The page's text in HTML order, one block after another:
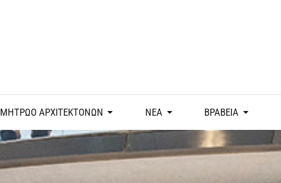
ΜΗΤΡΩΟ ΑΡΧΙΤΕΚΤΟΝΩΝ ΝΕΑ ΒΡΑΒΕΙΑ